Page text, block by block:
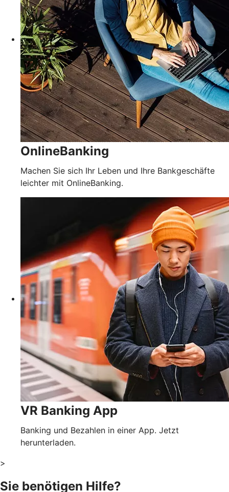
OnlineBanking
Machen Sie sich Ihr Leben und Ihre Bankgeschäfte
leichter mit OnlineBanking.
VR Banking App
Banking und Bezahlen in einer App. Jetzt
herunterladen.
>
Sie benötigen Hilfe?